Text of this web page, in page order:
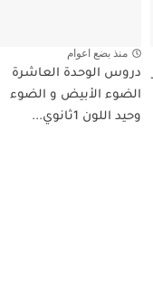
منذ بضع اعوام
دروس الوحدة العاشرة
الضوء الأبيض و الضوء
وحيد اللون 1ثانوي...